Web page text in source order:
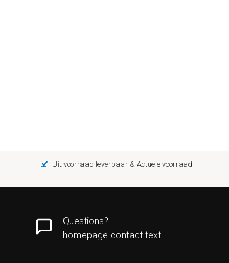
Uit voorraad leverbaar & Actuele voorraad
Questions?
homepage.contact.text